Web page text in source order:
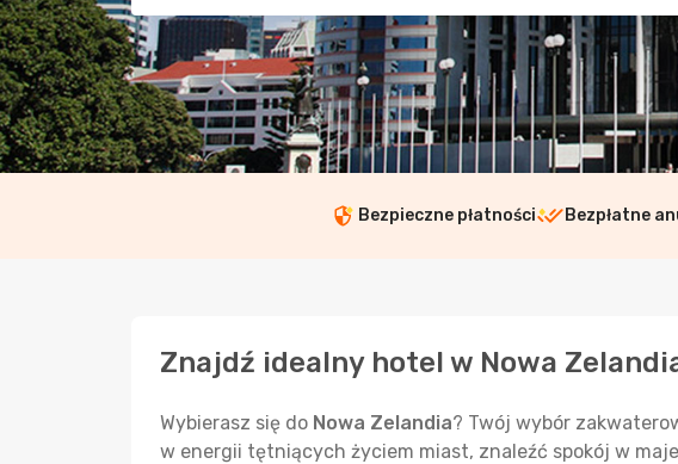
Bezpieczne płatności Bezpłatne
Znajdź idealny hotel w Nowa
Wybierasz się do Nowa Zelandia? Twój wybór
w energii tętniących życiem miast, znaleźć spokój w